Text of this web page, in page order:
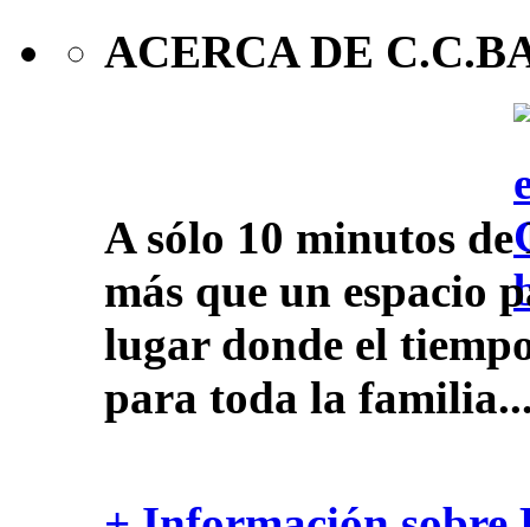
ACERCA DE
A sólo 10 minutos
más que un espacio
lugar donde el
para toda la